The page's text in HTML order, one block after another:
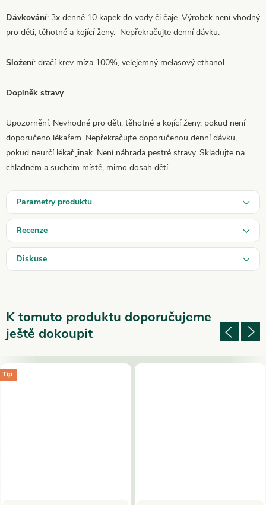
Dávkování: 3x denně 10 kapek do vody či čaje. Výrobek není vhodný
pro děti, těhotné a kojící ženy. Nepřekračujte denní dávku.
Složení: dračí krev míza 100%, velejemný melasový ethanol.
Doplněk stravy
Upozornění: Nevhodné pro děti, těhotné a kojící ženy, pokud není
doporučeno lékařem. Nepřekračujte doporučenou denní dávku,
pokud neurčí lékař jinak. Není náhrada pestré stravy. Skladujte na
chladném a suchém místě, mimo dosah dětí.
Parametry produktu
Recenze
Diskuse
K tomuto produktu doporučujeme
ještě dokoupit
Tip